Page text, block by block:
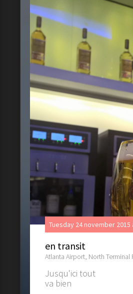
Tuesday 24 november 2015
en transit
Atlanta Airport, North Terminal
Jusqu'ici tout
va bien